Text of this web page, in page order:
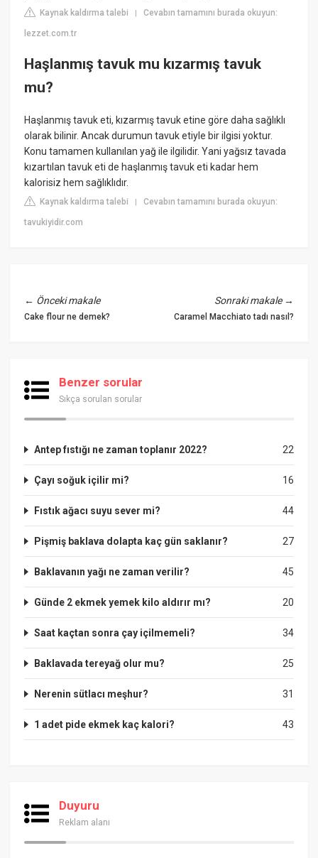
Kaynak kaldırma talebi |Cevabın tamamını burada okuyun:
lezzet.com.tr
Haşlanmış tavuk mu kızarmış tavuk
mu?
Haşlanmış tavuk eti, kızarmış tavuk etine göre daha sağlıklı
olarak bilinir. Ancak durumun tavuk etiyle bir ilgisi yoktur.
Konu tamamen kullanılan yağ ile ilgilidir. Yani yağsız tavada
kızartılan tavuk eti de haşlanmış tavuk eti kadar hem
kalorisiz hem sağlıklıdır.
Kaynak kaldırma talebi |Cevabın tamamını burada okuyun:
tavukiyidir.com
← Önceki makale
Cake flour ne demek?
Sonraki makale→
Caramel Macchiato tadı nasıl?
Benzer sorular
Sıkça sorulan sorular
22
Antep fıstığı ne zaman toplanır 2022?
16
Çayı soğuk içilir mi?
44
Fıstık ağacı suyu sever mi?
27
Pişmiş baklava dolapta kaç gün saklanır?
45
Baklavanın yağı ne zaman verilir?
20
Günde 2 ekmek yemek kilo aldırır mı?
34
Saat kaçtan sonra çay içilmemeli?
25
Baklavada tereyağ olur mu?
31
Nerenin sütlacı meşhur?
43
1 adet pide ekmek kaç kalori?
Duyuru
Reklam alanı